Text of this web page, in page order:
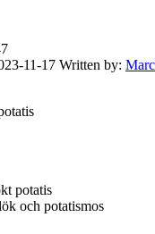
11-17 Written by:
potatis
och potatismos